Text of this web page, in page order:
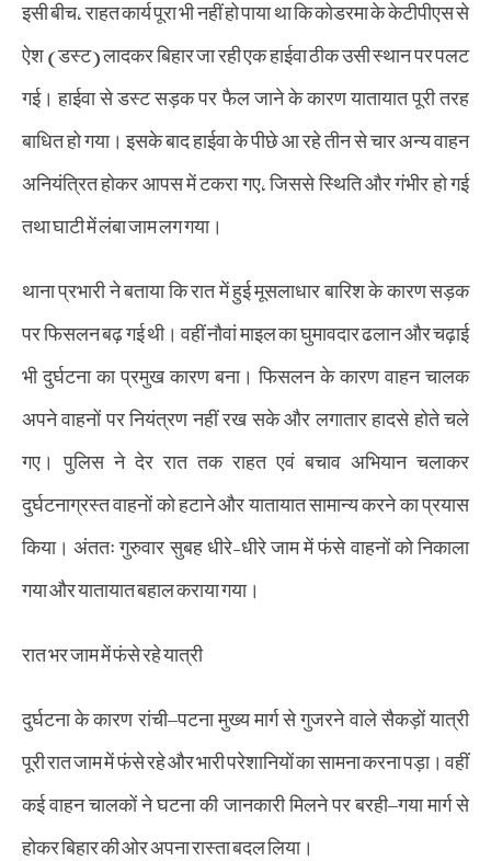
इसी बीच, राहत कार्य पूरा भी नहीं हो पाया था कि कोडरमा के केटीपीएस से
ऐश (डस्ट) लादकर बिहार जा रही एक हाईवा ठीक उसी स्थान पर पलट
गई। हाईवा से डस्ट सड़क पर फैल जाने के कारण यातायात पूरी तरह
बाधित हो गया। इसके बाद हाईवा के पीछे आ रहे तीन से चार अन्य वाहन
अनियंत्रित होकर आपस में टकरा गए, जिससे स्थिति और गंभीर हो गई
तथा घाटी में लंबा जाम लग गया।
थाना प्रभारी ने बताया कि रात में हुई मूसलाधार बारिश के कारण सड़क
पर फिसलन बढ़ गई थी। वहीं नौवां माइल का घुमावदार ढलान और चढ़ाई
भी दुर्घटना का प्रमुख कारण बना। फिसलन के कारण वाहन चालक
अपने वाहनों पर नियंत्रण नहीं रख सके और लगातार हादसे होते चले
गए। पुलिस ने देर रात तक राहत एवं बचाव अभियान चलाकर
दुर्घटनाग्रस्त वाहनों को हटाने और यातायात सामान्य करने का प्रयास
किया। अंततः गुरुवार सुबह धीरे-धीरे जाम में फंसे वाहनों को निकाला
गया और यातायात बहाल कराया गया।
रात भर जाम में फंसे रहे यात्री
दुर्घटना के कारण रांची–पटना मुख्य मार्ग से गुजरने वाले सैकड़ों यात्री
पूरी रात जाम में फंसे रहे और भारी परेशानियों का सामना करना पड़ा। वहीं
कई वाहन चालकों ने घटना की जानकारी मिलने पर बरही–गया मार्ग से
होकर बिहार की ओर अपना रास्ता बदल लिया।